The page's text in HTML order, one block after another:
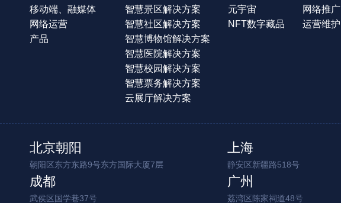
移动端、融媒体
网络运营
产品
智慧景区解决方案
智慧社区解决方案
智慧博物馆解决方案
智慧医院解决方案
智慧校园解决方案
智慧票务解决方案
云展厅解决方案
元宇宙
NFT数字藏品
网络推广
运营维护
北京朝阳
朝阳区东方东路9号东方国际大厦7层
上海
静安区新疆路518号
成都
武侯区国学巷37号
广州
荔湾区陈家祠道48号